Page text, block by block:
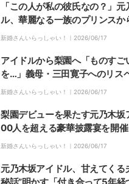
「この人が私の彼氏なの？」
ル、華麗なる一族のプリンス
付き合った当初の驚き明かす
新婚さんいらっしゃい！｜ 2026/06/17
アイドルから梨園へ「ものすご
を…」義母・三田寛子へのリス
「足元にも及ばない」
新婚さんいらっしゃい！｜ 2026/06/17
梨園デビューを果たす元乃木坂
00人を超える豪華披露宴を開
入りますというご挨拶の場」
新婚さんいらっしゃい！｜ 2026/06/17
元乃木坂アイドル、甘えてくる